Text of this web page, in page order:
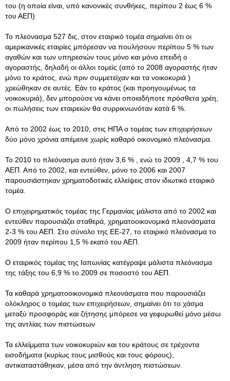
του (η οποία είναι, υπό κανονικές συνθήκες, περίπου 2 έως 6 %
του ΑΕΠ)
Το πλεόνασμα 527 δις, στον εταιρικό τομέα σημαίνει ότι οι
αμερικανικές εταιρίες μπόρεσαν να πουλήσουν περίπου 5 % των
αγαθών και των υπηρεσιών τους μόνο και μόνο επειδή ο
αγοραστής, δηλαδή οι άλλοι τομείς (από το 2008 αγοραστής ήταν
μόνο το κράτος, ενώ πριν συμμετείχαν και τα νοικοκυριά )
χρεώθηκαν σε αυτές. Εάν το κράτος (και προηγουμένως τα
νοικοκυριά), δεν μπορούσε να κάνει οποιαδήποτε πρόσθετα χρέη,
οι πωλήσεις των εταιρειών θα συρρικνωνόταν κατά 6 %.
Από το 2002 έως το 2010, στις ΗΠΑ ο τομέας των επιχειρήσεων
δύο μόνο χρόνια απέμεινε χωρίς καθαρό οικονομικό πλεόνασμα.
Το 2010 το πλεόνασμα αυτό ήταν 3,6 % , ενώ το 2009 , 4,7 % του
ΑΕΠ. Από το 2002, και εντεύθεν, μόνο το 2006 και 2007
παρουσιάστηκαν χρηματοδοτικές ελλείψεις στον ιδιωτικό εταιρικό
τομέα.
Ο επιχειρηματικός τομέας της Γερμανίας μάλιστα από το 2002 και
εντεύθεν παρουσιάζει σταθερά, χρηματοοικονομικά πλεονάσματα
2-3 % του ΑΕΠ. Στο σύνολο της ΕΕ-27, το εταιρικό πλεόνασμα το
2009 ήταν περίπου 1,5 % εκατό του ΑΕΠ.
Ο εταιρικός τομέας της Ιαπωνίας κατέγραψε μάλιστα πλεόνασμα
της τάξης του 6,9 % το 2009 σε ποσοστό του ΑΕΠ.
Τα καθαρά χρηματοοικονομικά πλεονάσματα που παρουσιάζει
ολόκληρος ο τομέας των επιχειρήσεων, σημαίνει ότι το χάσμα
μεταξύ προσφοράς και ζήτησης μπόρεσε να γεφυρωθεί μόνο μέσω
της αντλίας των πιστώσεων
Τα ελλείμματα των νοικοκυριών και του κράτους σε τρέχοντα
εισοδήματα (κυρίως τους μισθούς και τους φόρους),
αντικαταστάθηκαν, μέσα από την άντληση πιστώσεων.